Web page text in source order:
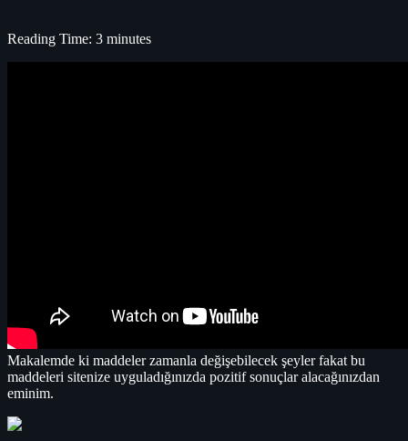
Reading Time: 3 minutes
Makalemde ki maddeler zamanla değişebilecek şeyler fakat bu
maddeleri sitenize uyguladığınızda pozitif sonuçlar alacağınızdan
eminim.